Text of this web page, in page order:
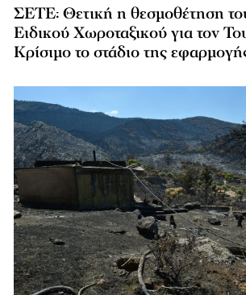
ΣΕΤΕ: Θετική η θεσμοθέτηση
Ειδικού Χωροταξικού για τον
Κρίσιμο το στάδιο της